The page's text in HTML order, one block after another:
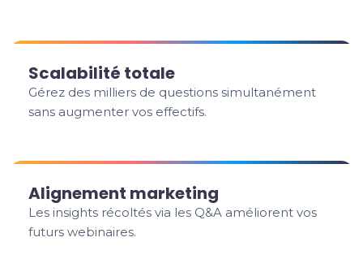
Scalabilité totale
Gérez des milliers de questions simultanément
sans augmenter vos effectifs.
Alignement marketing
Les insights récoltés via les Q&A améliorent vos
futurs webinaires.